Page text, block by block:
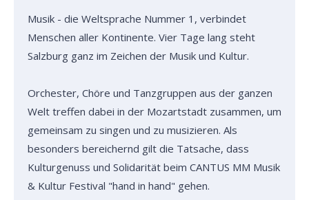
Musik - die Weltsprache Nummer 1, verbindet
Menschen aller Kontinente. Vier Tage lang steht
Salzburg ganz im Zeichen der Musik und Kultur.
Orchester, Chöre und Tanzgruppen aus der ganzen
Welt treffen dabei in der Mozartstadt zusammen, um
gemeinsam zu singen und zu musizieren. Als
besonders bereichernd gilt die Tatsache, dass
Kulturgenuss und Solidarität beim CANTUS MM Musik
& Kultur Festival "hand in hand" gehen.